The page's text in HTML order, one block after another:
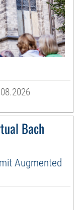
Bach
Augmented